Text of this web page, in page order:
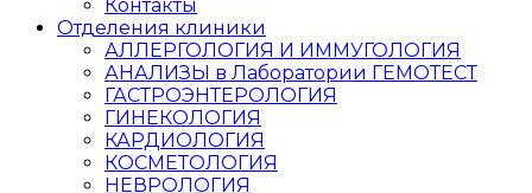
Контакты
Отделения клиники
АЛЛЕРГОЛОГИЯ И ИММУГОЛОГИЯ
АНАЛИЗЫ в Лаборатории ГЕМОТЕСТ
ГАСТРОЭНТЕРОЛОГИЯ
ГИНЕКОЛОГИЯ
КАРДИОЛОГИЯ
КОСМЕТОЛОГИЯ
НЕВРОЛОГИЯ